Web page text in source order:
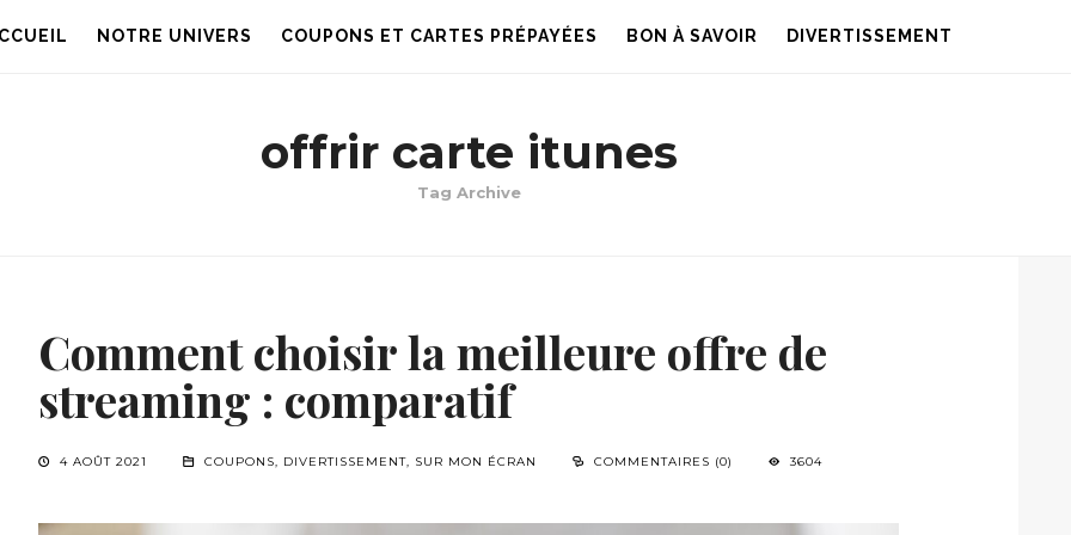
NOTRE UNIVERS COUPONS ET CARTES PRÉPAYÉES BON À SAVOIR DIVERTISSEMENT
offrir carte itunes
Tag Archive
Comment choisir la meilleure offre de
streaming : comparatif
4 AOÛT 2021 COUPONS, DIVERTISSEMENT, SUR MON ÉCRAN COMMENTAIRES (0) 3604